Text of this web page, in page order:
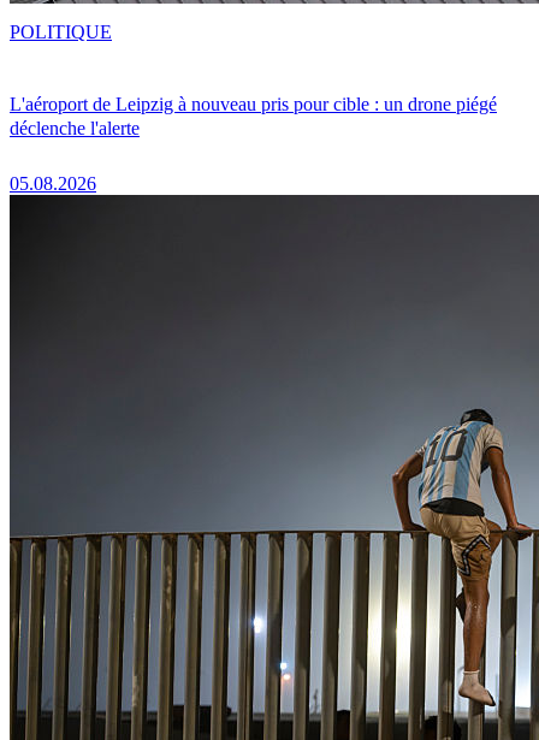
L'aéroport de Leipzig à nouveau pris pour cible : un drone piégé
déclenche l'alerte
05.08.2026
POLITIQUE